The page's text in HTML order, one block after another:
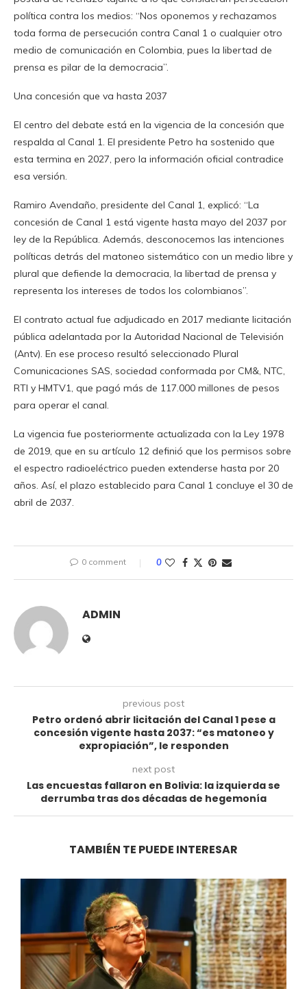
política contra los medios: “Nos oponemos y rechazamos
toda forma de persecución contra Canal 1 o cualquier otro
medio de comunicación en Colombia, pues la libertad de
prensa es pilar de la democracia”.
Una concesión que va hasta 2037
El centro del debate está en la vigencia de la concesión que
respalda al Canal 1. El presidente Petro ha sostenido que
esta termina en 2027, pero la información oficial contradice
esa versión.
Ramiro Avendaño, presidente del Canal 1, explicó: “La
concesión de Canal 1 está vigente hasta mayo del 2037 por
ley de la República. Además, desconocemos las intenciones
políticas detrás del matoneo sistemático con un medio libre y
plural que defiende la democracia, la libertad de prensa y
representa los intereses de todos los colombianos”.
El contrato actual fue adjudicado en 2017 mediante licitación
pública adelantada por la Autoridad Nacional de Televisión
(Antv). En ese proceso resultó seleccionado Plural
Comunicaciones SAS, sociedad conformada por CM&, NTC,
RTI y HMTV1, que pagó más de 117.000 millones de pesos
para operar el canal.
La vigencia fue posteriormente actualizada con la Ley 1978
de 2019, que en su artículo 12 definió que los permisos sobre
el espectro radioeléctrico pueden extenderse hasta por 20
años. Así, el plazo establecido para Canal 1 concluye el 30 de
abril de 2037.
0 comment 0
ADMIN
previous post
Petro ordenó abrir licitación del Canal 1 pese a
concesión vigente hasta 2037: “es matoneo y
expropiación”, le responden
next post
Las encuestas fallaron en Bolivia: la izquierda se
derrumba tras dos décadas de hegemonía
TAMBIÉN TE PUEDE INTERESAR